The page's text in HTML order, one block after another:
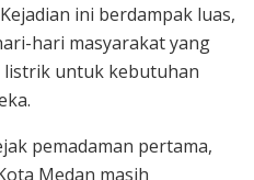
ini berdampak luas,
hari masyarakat yang
untuk kebutuhan
pemadaman pertama,
Medan masih